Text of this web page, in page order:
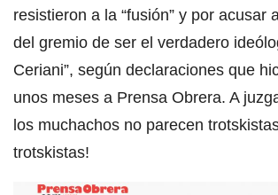
resistieron a la “fusión” y por acusar
del gremio de ser el verdadero
Ceriani”, según declaraciones que
unos meses a Prensa Obrera. A
los muchachos no parecen
trotskistas!